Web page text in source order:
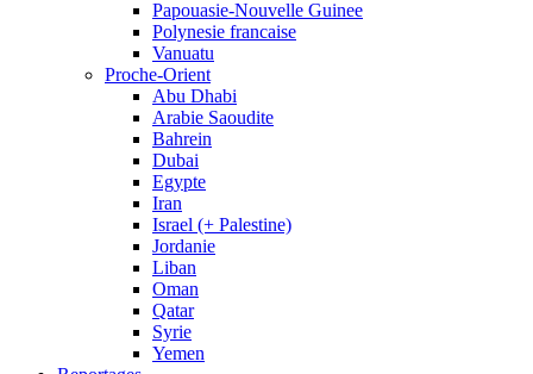
Papouasie-Nouvelle Guinee
Polynesie francaise
Vanuatu
Proche-Orient
Abu Dhabi
Arabie Saoudite
Bahrein
Dubai
Egypte
Iran
Israel (+ Palestine)
Jordanie
Liban
Oman
Qatar
Syrie
Yemen